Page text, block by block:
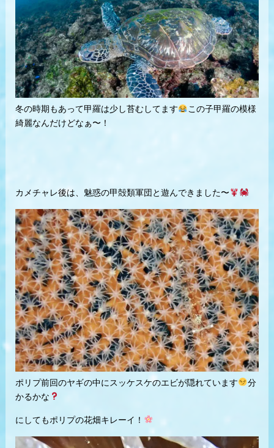
冬の時期もあって甲羅は少し苔むしてます
この子甲羅の模様
綺麗なんだけどなぁ〜！
カメチャレ後は、魅惑の甲殻類軍団と遊んできました〜
ポリプ前回のヤギの中にスッケスケのエビが隠れています
分
かるかな
にしてもポリプの花畑キレーイ！